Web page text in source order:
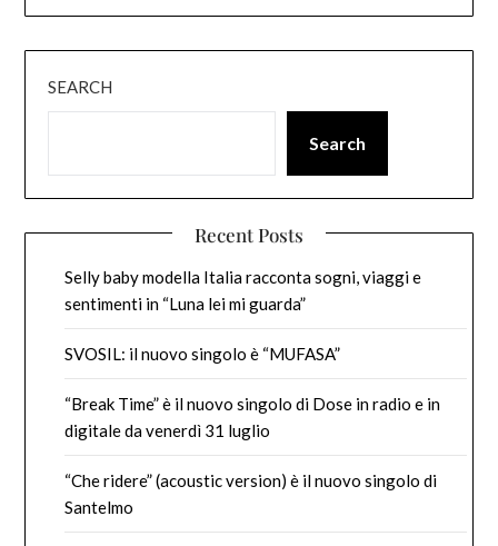
SEARCH
Search
Recent Posts
Selly baby modella Italia racconta sogni, viaggi e
sentimenti in “Luna lei mi guarda”
SVOSIL: il nuovo singolo è “MUFASA”
“Break Time” è il nuovo singolo di Dose in radio e in
digitale da venerdì 31 luglio
“Che ridere” (acoustic version) è il nuovo singolo di
Santelmo